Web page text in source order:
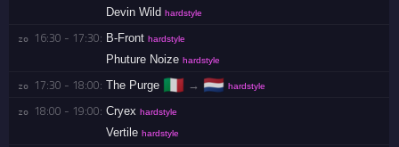
Devin Wild hardstyle
zo 16:30 - 17:30: B-Front hardstyle
Phuture Noize hardstyle
zo 17:30 - 18:00: The Purge 🇮🇹 → 🇳🇱 hardstyle
zo 18:00 - 19:00: Cryex hardstyle
Vertile hardstyle